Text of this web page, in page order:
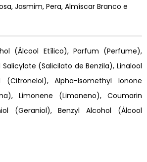
Jasmim, Pera, Almíscar Branco e
(Álcool Etílico), Parfum (Perfume),
(Salicilato de Benzila), Linalool
(Citronelol), Alpha-Isomethyl Ionone
Limonene (Limoneno), Coumarin
(Geraniol), Benzyl Alcohol (Álcool